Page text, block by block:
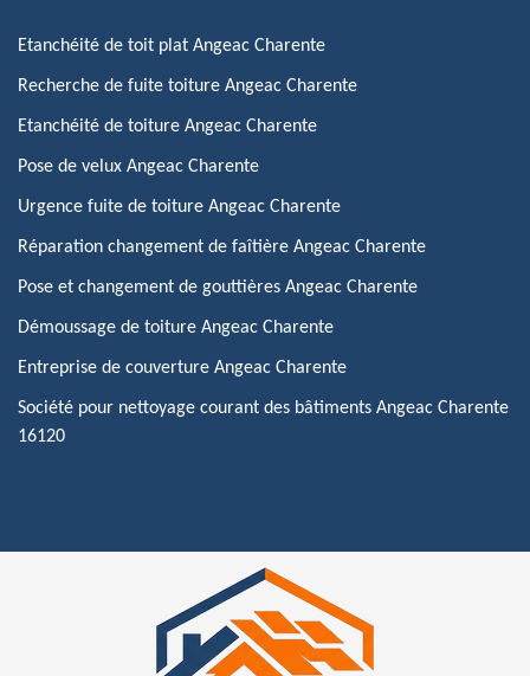
Etanchéité de toit plat Angeac Charente
Recherche de fuite toiture Angeac Charente
Etanchéité de toiture Angeac Charente
Pose de velux Angeac Charente
Urgence fuite de toiture Angeac Charente
Réparation changement de faîtière Angeac Charente
Pose et changement de gouttières Angeac Charente
Démoussage de toiture Angeac Charente
Entreprise de couverture Angeac Charente
Société pour nettoyage courant des bâtiments Angeac Charente
16120